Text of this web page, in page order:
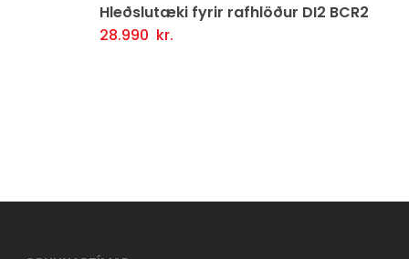
Hleðslutæki fyrir rafhlöður DI2 BCR2
28.990kr.
Setja Í Körfu